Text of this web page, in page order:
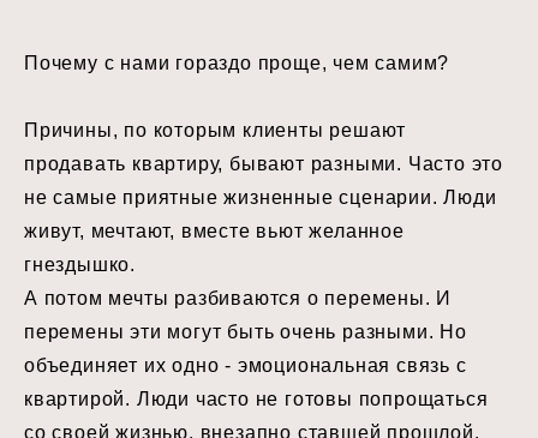
Почему с нами гораздо проще, чем самим? ⠀
Причины, по которым клиенты решают
продавать квартиру, бывают разными. Часто это
не самые приятные жизненные сценарии. Люди
живут, мечтают, вместе вьют желанное
гнездышко. ⠀
А потом мечты разбиваются о перемены. И
перемены эти могут быть очень разными. Но
объединяет их одно - эмоциональная связь с
квартирой. Люди часто не готовы попрощаться
со своей жизнью, внезапно ставшей прошлой. ⠀